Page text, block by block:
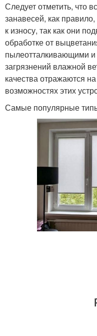
Штора перед
установкой
Штора к
электропитанию
Следует отметить, что
занавесей, как
к износу, так как они
обработке от
пылеотталкивающими
загрязнений влажной
качества отражаются
возможностях этих
Самые популярные